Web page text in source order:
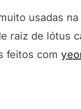
usadas na
raiz de lótus
feitos com